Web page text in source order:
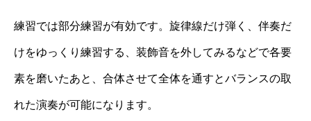
練習では部分練習が有効です。旋律線だけ弾く、伴奏だ
けをゆっくり練習する、装飾音を外してみるなどで各要
素を磨いたあと、合体させて全体を通すとバランスの取
れた演奏が可能になります。